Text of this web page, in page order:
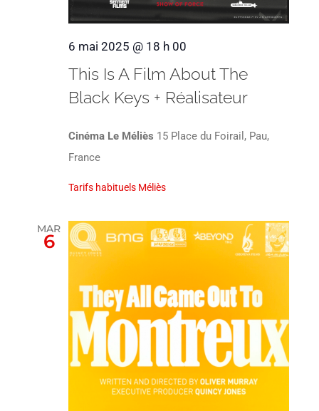
6 mai 2025 @ 18 h 00
This Is A Film About The
Black Keys + Réalisateur
Cinéma Le Méliès 15 Place du Foirail, Pau,
France
Tarifs habituels Méliès
MAR
6